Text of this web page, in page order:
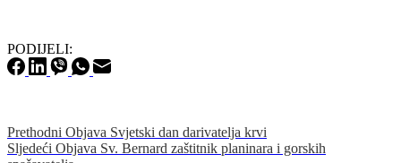
PODIJELI:
Prethodni Objava Svjetski dan darivatelja krvi
Sljedeći Objava Sv. Bernard zaštitnik planinara i gorskih